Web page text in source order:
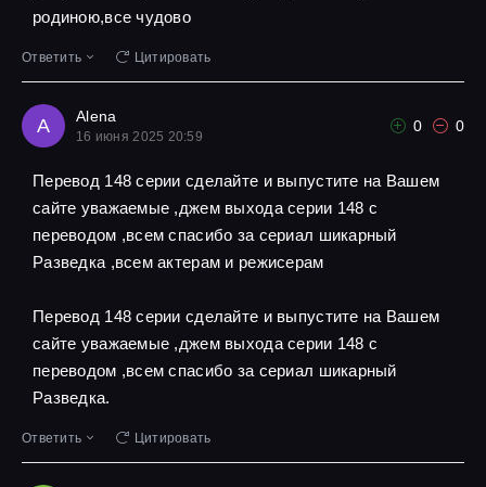
родиною,все чудово
Ответить Цитировать
A Alena
16 июня 2025 20:59
0 0
Перевод 148 серии сделайте и выпустите на Вашем
сайте уважаемые ,джем выхода серии 148 с
переводом ,всем спасибо за сериал шикарный
Разведка ,всем актерам и режисерам
Перевод 148 серии сделайте и выпустите на Вашем
сайте уважаемые ,джем выхода серии 148 с
переводом ,всем спасибо за сериал шикарный
Разведка.
Ответить Цитировать